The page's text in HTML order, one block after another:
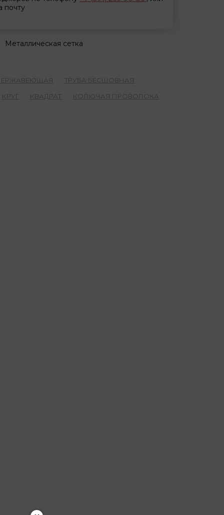
почту
Металлическая сетка
ТРУБА БЕСШОВНАЯ
КРУГ
КВАДРАТ КОЛЮЧАЯ ПРОВОЛОКА